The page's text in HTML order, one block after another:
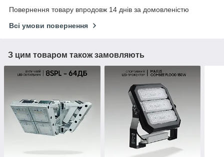
Повернення товару впродовж 14 днів за домовленістю
Всі умови повернення
З цим товаром також замовляють